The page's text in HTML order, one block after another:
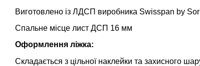
Виготовлено із ЛДСП виробника Swisspan by
Спальне місце лист ДСП 16 мм
Оформлення ліжка:
Складається з цільної наклейки та захисного